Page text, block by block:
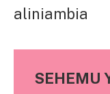
aliniambia
SEHEMU